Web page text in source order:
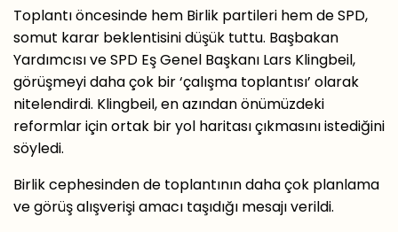
Toplantı öncesinde hem Birlik partileri hem de SPD,
somut karar beklentisini düşük tuttu. Başbakan
Yardımcısı ve SPD Eş Genel Başkanı Lars Klingbeil,
görüşmeyi daha çok bir ‘çalışma toplantısı’ olarak
nitelendirdi. Klingbeil, en azından önümüzdeki
reformlar için ortak bir yol haritası çıkmasını istediğini
söyledi.
Birlik cephesinden de toplantının daha çok planlama
ve görüş alışverişi amacı taşıdığı mesajı verildi.